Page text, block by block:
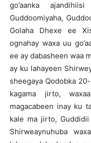
go’aanka
Guddoomiyaha,
Golaha Dhexe ee
ognahay waxa uu
ee ay dabasheen waa
ay ku lahayeen
sheegaya Qodobka
kagama jirto,
magacabeen inay ku
kale ma jirto, Guddidii
Shirweaynuhuba